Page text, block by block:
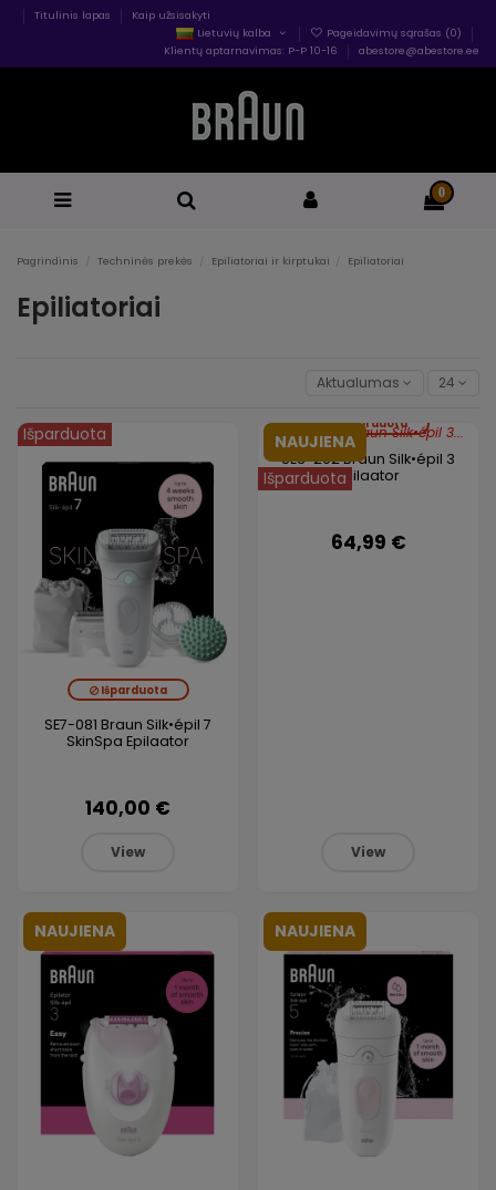
Titulinis lapas
Kaip užsisakyti
Lietuvių kalba
Pageidavimų sąrašas (0)
Klientų aptarnavimas: P-P 10-16
abestore@abestore.ee
0
Pagrindinis Techninės prekės Epiliatoriai ir kirptukai Epiliatoriai
Epiliatoriai
Aktualumas 24
Išparduota
Išparduota
SE7-081 Braun Silk•épil 7
SkinSpa Epilaator
140,00 €
View
NAUJIENA
Išparduota
Išparduota
SE3-202 Braun Silk•épil 3
Epilaator
64,99 €
View
NAUJIENA NAUJIENA